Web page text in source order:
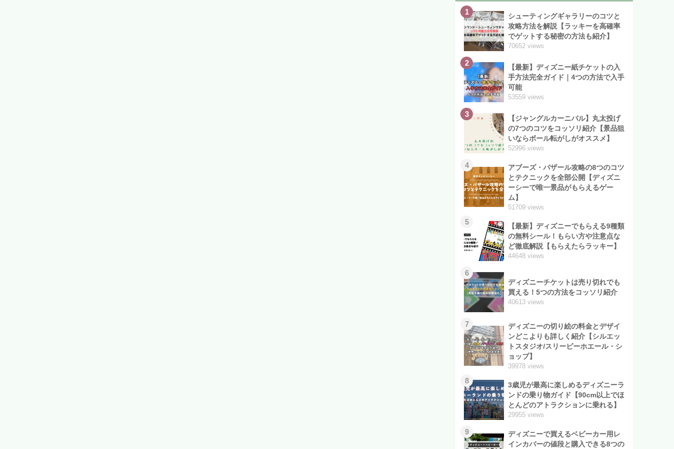
1
シューティングギャラリーのコツと
攻略方法を解説【ラッキーを高確率
でゲットする秘密の方法も紹介】
70652 views
2
【最新】ディズニー紙チケットの入
手方法完全ガイド｜4つの方法で入手
可能
53559 views
3
【ジャングルカーニバル】丸太投げ
の7つのコツをコッソリ紹介【景品狙
いならボール転がしがオススメ】
52996 views
4
アブーズ・バザール攻略の8つのコツ
とテクニックを全部公開【ディズニ
ーシーで唯一景品がもらえるゲー
ム】
51709 views
5
【最新】ディズニーでもらえる9種類
の無料シール！もらい方や注意点な
ど徹底解説【もらえたらラッキー】
44648 views
6
ディズニーチケットは売り切れでも
買える！5つの方法をコッソリ紹介
40613 views
7
ディズニーの切り絵の料金とデザイ
ンどこよりも詳しく紹介【シルエッ
トスタジオ/スリーピーホエール・シ
ョップ】
39978 views
8
3歳児が最高に楽しめるディズニーラ
ンドの乗り物ガイド【90cm以上でほ
とんどのアトラクションに乗れる】
29955 views
9
ディズニーで買えるベビーカー用レ
インカバーの値段と購入できる8つの